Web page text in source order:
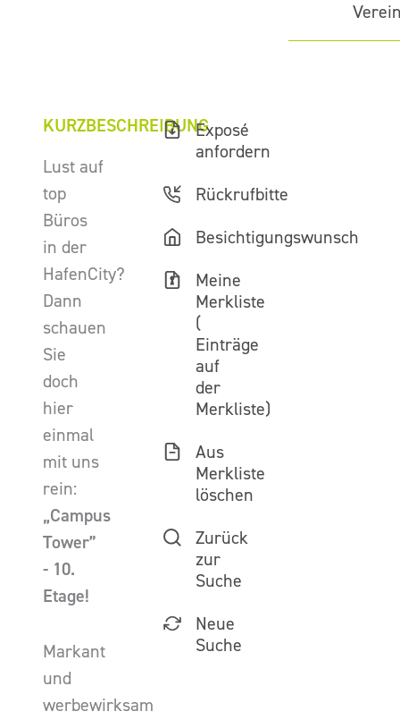
KURZBESCHREIBUNG
Lust auf
top
Büros
in der
HafenCity?
Dann
schauen
Sie
doch
hier
einmal
mit uns
rein:
„Campus
Tower”
- 10.
Etage!
Markant
und
werbewirksam
Exposé
anfordern
Rückrufbitte
Besichtigungswunsch
Meine
Merkliste
(
Einträge
auf
der
Merkliste)
Aus
Merkliste
löschen
Zurück
zur
Suche
Neue
Suche